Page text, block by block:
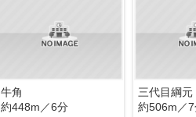
牛角
約448m／6分
約506m／